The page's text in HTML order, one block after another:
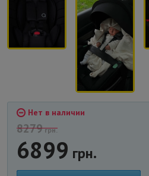
Нет в наличии
8279грн.
6899 грн.